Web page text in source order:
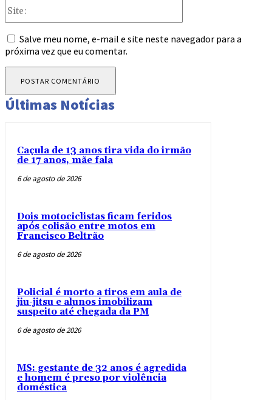
Salve meu nome, e-mail e site neste navegador para a
próxima vez que eu comentar.
Últimas Notícias
Caçula de 13 anos tira vida do irmão
de 17 anos, mãe fala
6 de agosto de 2026
Dois motociclistas ficam feridos
após colisão entre motos em
Francisco Beltrão
6 de agosto de 2026
Policial é morto a tiros em aula de
jiu-jitsu e alunos imobilizam
suspeito até chegada da PM
6 de agosto de 2026
MS: gestante de 32 anos é agredida
e homem é preso por violência
doméstica